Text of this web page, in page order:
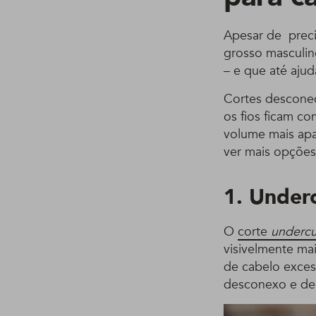
Apesar de
grosso
– e que até
Cortes
os fios ficam
volume mais
ver mais
1.
O corte
visivelmente
de cabelo
desconexo e